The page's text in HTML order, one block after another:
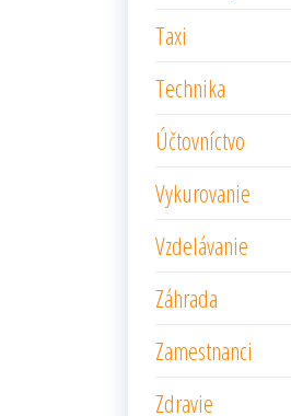
Taxi
Technika
Účtovníctvo
Vykurovanie
Vzdelávanie
Záhrada
Zamestnanci
Zdravie